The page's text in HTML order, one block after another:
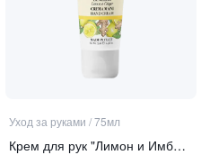
Уход за руками /75мл
Крем для рук "Лимон и Имбирь"